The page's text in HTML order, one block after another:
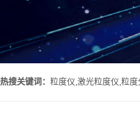
热搜关键词： 粒度仪,激光粒度仪,粒